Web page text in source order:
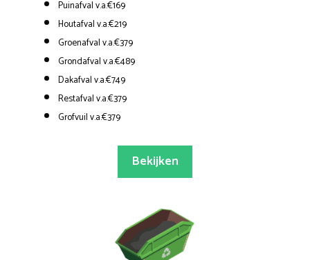
Puinafval v.a.€169
Houtafval v.a.€219
Groenafval v.a.€379
Grondafval v.a.€489
Dakafval v.a.€749
Restafval v.a.€379
Grofvuil v.a.€379
Bekijken